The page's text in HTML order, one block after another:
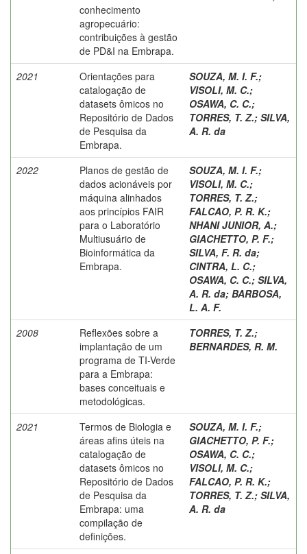
conhecimento
agropecuário:
contribuições à gestão
de PD&I na Embrapa.
2021
Orientações para
catalogação de
datasets ômicos no
Repositório de Dados
de Pesquisa da
Embrapa.
SOUZA, M. I. F.;
VISOLI, M. C.;
OSAWA, C. C.;
TORRES, T. Z.; SILVA,
A. R. da
2022
Planos de gestão de
dados acionáveis por
máquina alinhados
aos princípios FAIR
para o Laboratório
Multiusuário de
Bioinformática da
Embrapa.
SOUZA, M. I. F.;
VISOLI, M. C.;
TORRES, T. Z.;
FALCAO, P. R. K.;
NHANI JUNIOR, A.;
GIACHETTO, P. F.;
SILVA, F. R. da;
CINTRA, L. C.;
OSAWA, C. C.; SILVA,
A. R. da; BARBOSA,
L. A. F.
2008
Reflexões sobre a
implantação de um
programa de TI-Verde
para a Embrapa:
bases conceituais e
metodológicas.
TORRES, T. Z.;
BERNARDES, R. M.
2021
Termos de Biologia e
áreas afins úteis na
catalogação de
datasets ômicos no
Repositório de Dados
de Pesquisa da
Embrapa: uma
compilação de
definições.
SOUZA, M. I. F.;
GIACHETTO, P. F.;
OSAWA, C. C.;
VISOLI, M. C.;
FALCAO, P. R. K.;
TORRES, T. Z.; SILVA,
A. R. da